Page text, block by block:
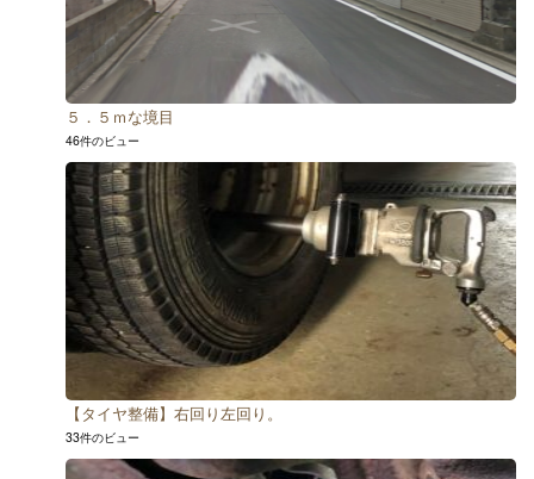
５．５ｍな境目
46件のビュー
【タイヤ整備】右回り左回り。
33件のビュー